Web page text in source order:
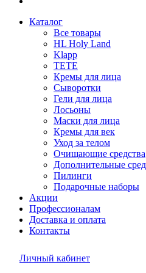
Каталог
Все товары
HL Holy Land
Klapp
TETE
Кремы для лица
Сыворотки
Гели для лица
Лосьоны
Маски для лица
Кремы для век
Уход за телом
Очищающие средства
Дополнительные
Пилинги
Подарочные наборы
Акции
Профессионалам
Доставка и оплата
Контакты
Личный кабинет